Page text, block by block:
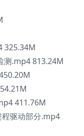
325.34M
.mp4 813.24M
411.76M
驱动部分.mp4